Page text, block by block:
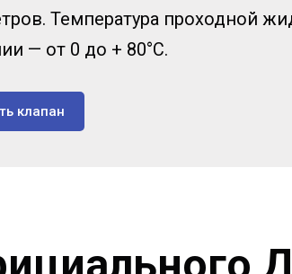
Температура проходной
— от 0 до + 80°С.
клапан